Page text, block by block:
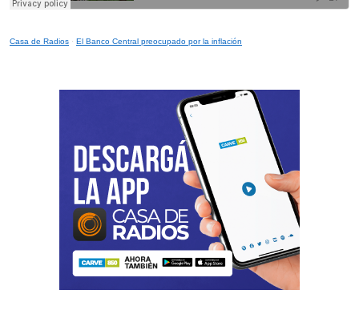
Casa de Radios · El Banco Central preocupado por la inflación